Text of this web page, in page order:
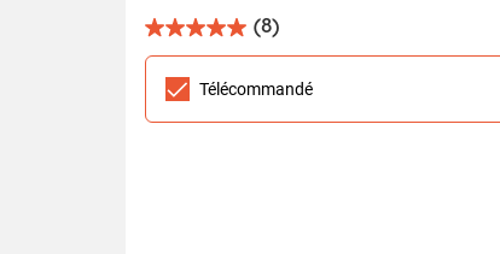
(8)
5.0
sur
étoiles.
8
Télécommandé